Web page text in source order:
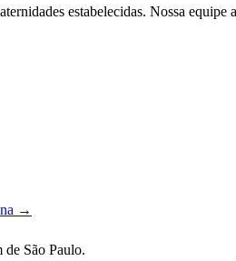
estabelecidas. Nossa
→
São Paulo.